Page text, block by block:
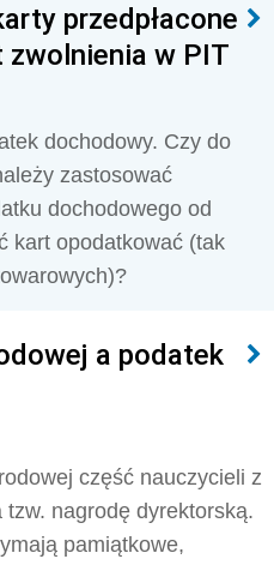
przedpłacone
w PIT
dochodowy. Czy do
zastosować
dochodowego od
kart opodatkować (tak
a podatek
część nauczycieli z
tzw. nagrodę dyrektorską.
pamiątkowe,